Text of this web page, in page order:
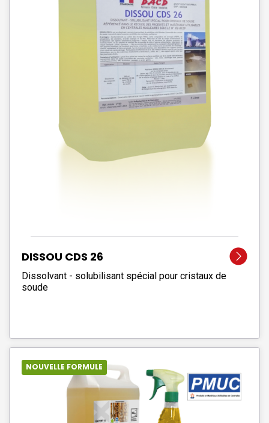
DISSOU CDS 26
Dissolvant - solubilisant spécial pour cristaux de
soude
NOUVELLE FORMULE